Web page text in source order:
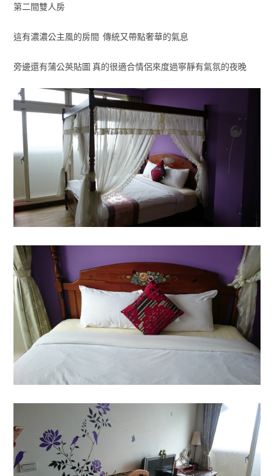
第二間雙人房
這有濃濃公主風的房間 傳統又帶點奢華的氣息
旁邊還有蒲公英貼圖 真的很適合情侶來度過寧靜有氣氛的夜晚